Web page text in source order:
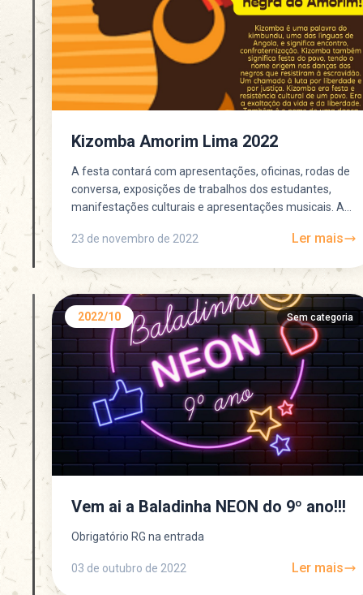
Kizomba Amorim Lima 2022
A festa contará com apresentações, oficinas, rodas de
conversa, exposições de trabalhos dos estudantes,
manifestações culturais e apresentações musicais. A
23 de novembro de 2022
Ler mais
2022/10 Sem categoria
Vem ai a Baladinha NEON do 9º ano!!!
Obrigatório RG na entrada
03 de outubro de 2022 Ler mais